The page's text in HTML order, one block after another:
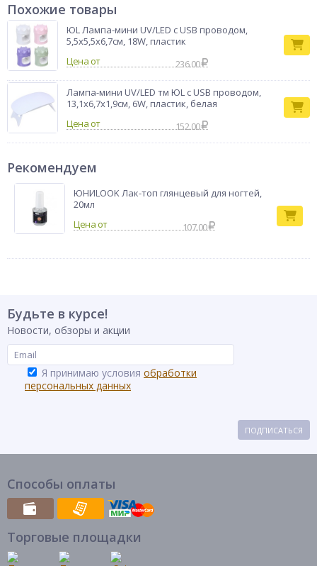
равномерным слоем. Блеск не сушит губы, не собирается в
уголках губ. Большая команда экспертов тестирует образцы
косметики, чтобы вы полюбили ее с первого применения.
Товары бренда появляются на полках магазинов только
после тщательной проверки и одобрения специалистов.
возможность прекрасно выглядеть без больших затрат.
Почувствуйте момент красоты!
Тип товара
Бренд
Похожие товары
ЮL Лампа-мини UV/LED с USB проводом,
5,5х5,5х6,7см, 18W, пластик
Цена от
236.00
Лампа-мини UV/LED тм ЮL с USB проводом,
13,1х6,7х1,9см, 6W, пластик, белая
Цена от
152.00
Рекомендуем
ЮНИLOOK Лак-топ глянцевый для ногтей,
20мл
107.00
Будьте в курсе!
Новости, обзоры и акции
Я принимаю условия обработки
персональных данных
ПОДПИСАТЬСЯ
Способы оплаты
Торговые площадки